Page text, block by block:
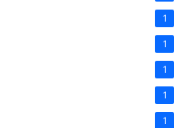
1
1
1
1
1